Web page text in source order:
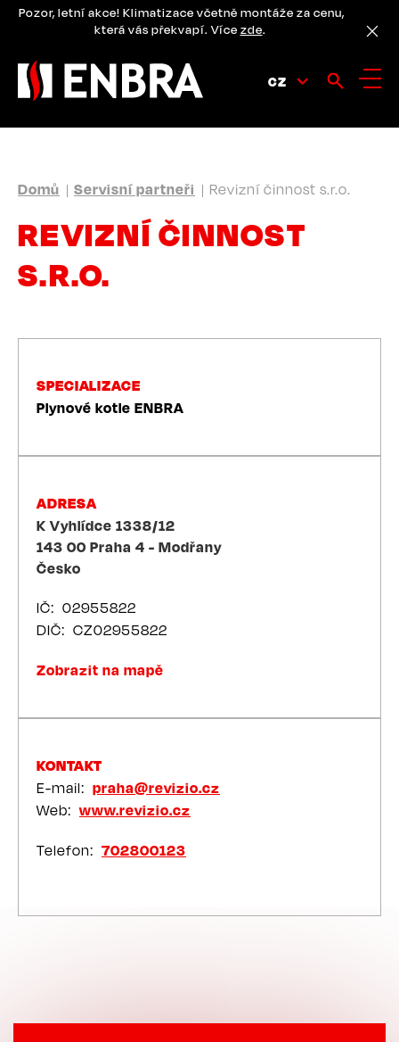
PřejítPozor, letní akce! Klimatizace včetně montáže za cenu,
která vás překvapí. Více zde.
CZ
DROBEČKOVÁ
NAVIGACE
Domů Servisní partneři Revizní činnost s.r.o.
REVIZNÍ ČINNOST
S.R.O.
SPECIALIZACE
Plynové kotle ENBRA
ADRESA
K Vyhlídce 1338/12
143 00 Praha 4 - Modřany
Česko
IČ
02955822
DIČ
CZ02955822
Zobrazit na mapě
KONTAKT
E-mail
praha@revizio.cz
Web
www.revizio.cz
Telefon 702800123